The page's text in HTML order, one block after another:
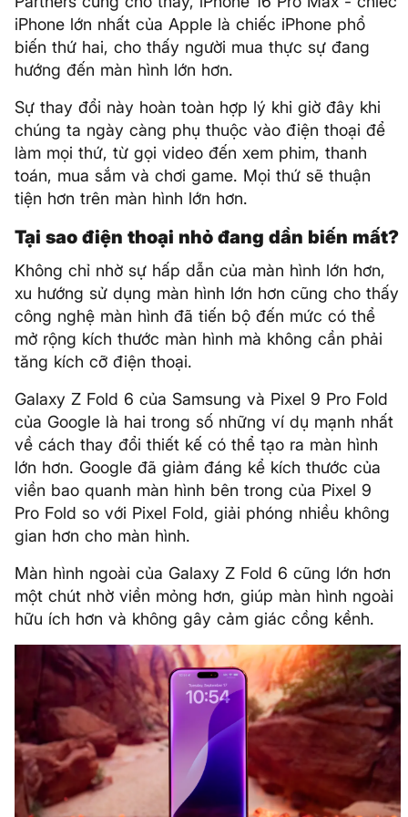
iPhone lớn nhất của Apple là chiếc iPhone phổ
biến thứ hai, cho thấy người mua thực sự đang
hướng đến màn hình lớn hơn.
Sự thay đổi này hoàn toàn hợp lý khi giờ đây khi
chúng ta ngày càng phụ thuộc vào điện thoại để
làm mọi thứ, từ gọi video đến xem phim, thanh
toán, mua sắm và chơi game. Mọi thứ sẽ thuận
tiện hơn trên màn hình lớn hơn.
Tại sao điện thoại nhỏ đang dần biến mất?
Không chỉ nhờ sự hấp dẫn của màn hình lớn hơn,
xu hướng sử dụng màn hình lớn hơn cũng cho thấy
công nghệ màn hình đã tiến bộ đến mức có thể
mở rộng kích thước màn hình mà không cần phải
tăng kích cỡ điện thoại.
Galaxy Z Fold 6 của Samsung và Pixel 9 Pro Fold
của Google là hai trong số những ví dụ mạnh nhất
về cách thay đổi thiết kế có thể tạo ra màn hình
lớn hơn. Google đã giảm đáng kể kích thước của
viền bao quanh màn hình bên trong của Pixel 9
Pro Fold so với Pixel Fold, giải phóng nhiều không
gian hơn cho màn hình.
Màn hình ngoài của Galaxy Z Fold 6 cũng lớn hơn
một chút nhờ viền mỏng hơn, giúp màn hình ngoài
hữu ích hơn và không gây cảm giác cồng kềnh.